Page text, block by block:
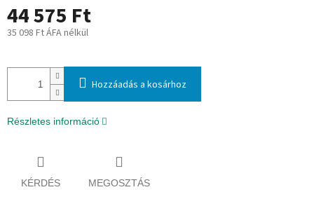
44 575 Ft
35 098 Ft ÁFA nélkül
Hozzáadás a kosárhoz
Részletes információ
KÉRDÉS MEGOSZTÁS